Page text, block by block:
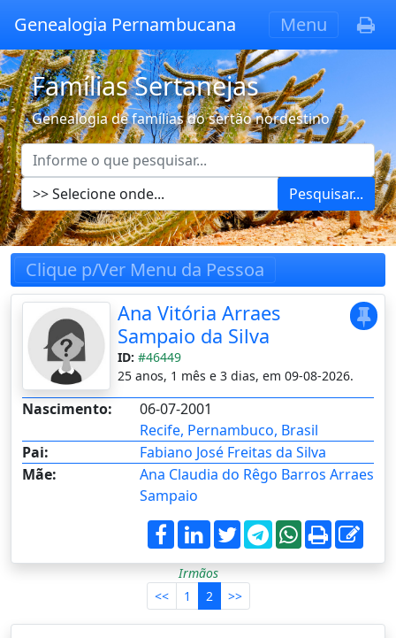
Genealogia Pernambucana Menu
Famílias Sertanejas
Genealogia de famílias do sertão nordestino
Pesquisar...
Clique p/Ver Menu da Pessoa
Ana Vitória Arraes
Sampaio da Silva
ID: #46449
25 anos, 1 mês e 3 dias, em 09-08-2026.
Nascimento:
06-07-2001
Recife, Pernambuco, Brasil
Pai:
Fabiano José Freitas da Silva
Mãe:
Ana Claudia do Rêgo Barros Arraes
Sampaio
Irmãos
<<
1 2 >>